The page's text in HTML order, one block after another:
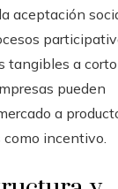
aceptación
tangibles a corto
pueden
a
incentivo.